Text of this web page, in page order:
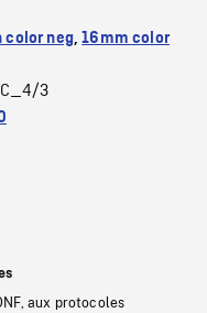
color neg,16mm color
3
aux protocoles